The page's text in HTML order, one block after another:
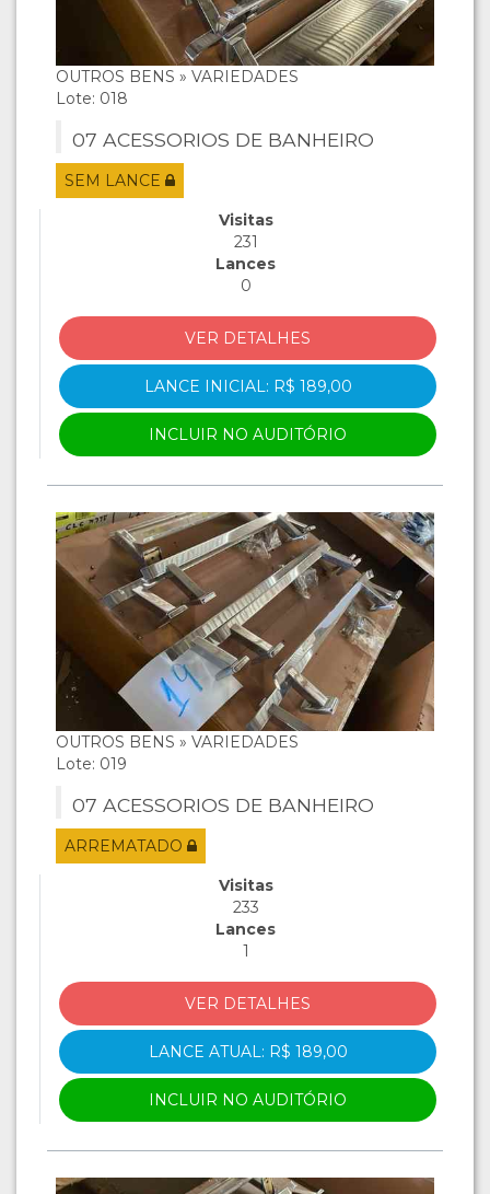
OUTROS BENS » VARIEDADES
Lote: 018
07 ACESSORIOS DE BANHEIRO
SEM LANCE
Visitas
231
Lances
0
VER DETALHES
LANCE INICIAL: R$ 189,00
INCLUIR NO AUDITÓRIO
OUTROS BENS » VARIEDADES
Lote: 019
07 ACESSORIOS DE BANHEIRO
ARREMATADO
Visitas
233
Lances
1
VER DETALHES
LANCE ATUAL: R$ 189,00
INCLUIR NO AUDITÓRIO